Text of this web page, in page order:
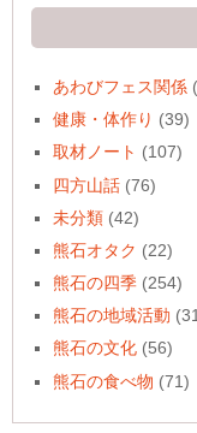
ブ
あわびフェス関係
健康・体作り (39)
取材ノート (107)
四方山話 (76)
未分類 (42)
熊石オタク (22)
熊石の四季 (254)
熊石の地域活動
熊石の文化 (56)
熊石の食べ物 (71)